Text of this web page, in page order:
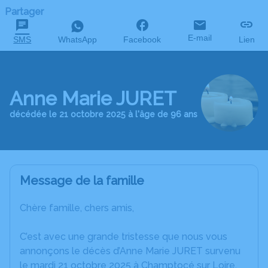
Partager
SMS WhatsApp Facebook E-mail Lien
Anne Marie JURET
décédée le 21 octobre 2025 à l'âge de 96 ans
Message de la famille
Chère famille, chers amis,
C’est avec une grande tristesse que nous vous
annonçons le décès d’Anne Marie JURET survenu
le mardi 21 octobre 2025 à Champtocé sur Loire.